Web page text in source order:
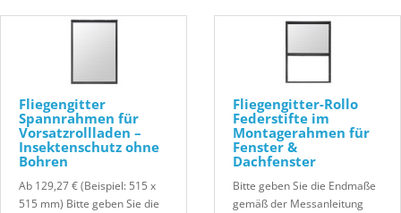
Fliegengitter
Spannrahmen für
Vorsatzrollladen –
Insektenschutz ohne
Bohren
Ab 129,27 € (Beispiel: 515 x
515 mm) Bitte geben Sie die
Fliegengitter-Rollo
Federstifte im
Montagerahmen für
Fenster &
Dachfenster
Bitte geben Sie die Endmaße
gemäß der Messanleitung